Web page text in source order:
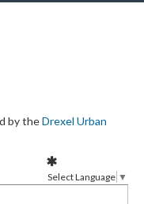
by theDrexel Urban
Select Language ▼